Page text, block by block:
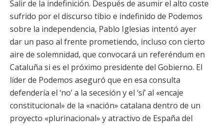
Salir de la indefinición. Después de asumir el alto coste
sufrido por el discurso tibio e indefinido de Podemos
sobre la independencia, Pablo Iglesias intentó ayer
dar un paso al frente prometiendo, incluso con cierto
aire de solemnidad, que convocará un referéndum en
Cataluña si es el próximo presidente del Gobierno. El
líder de Podemos aseguró que en esa consulta
defendería el ‘no’ a la secesión y el ‘sí’ al «encaje
constitucional» de la «nación» catalana dentro de un
proyecto «plurinacional» y atractivo de España del